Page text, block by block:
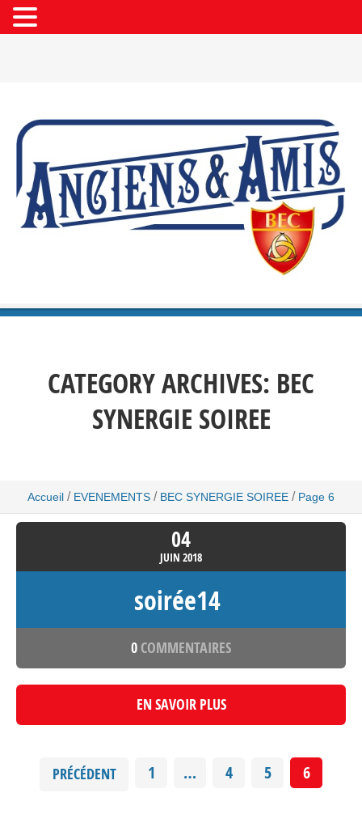
CATEGORY ARCHIVES: BEC
SYNERGIE SOIREE
Accueil / EVENEMENTS / BEC SYNERGIE SOIREE / Page 6
04
JUIN 2018
soirée14
0 COMMENTAIRES
EN SAVOIR PLUS
PRÉCÉDENT 1 … 4 5 6